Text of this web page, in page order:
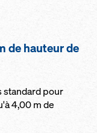
de hau­teur de
standard pour
4,00 m de